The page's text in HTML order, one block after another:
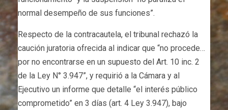
normal desempeño de sus funciones”.
Respecto de la contracautela, el tribunal rechazó la
caución juratoria ofrecida al indicar que “no procede…
por no encontrarse en un supuesto del Art. 10 inc. 2
de la Ley N° 3.947”, y requirió a la Cámara y al
Ejecutivo un informe que detalle “el interés público
comprometido” en 3 días (art. 4 Ley 3.947), bajo